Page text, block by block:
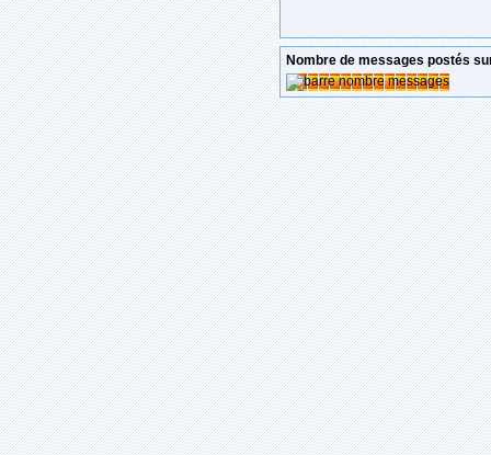
Nombre de messages postés